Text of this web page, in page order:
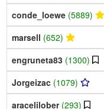
conde_loewe (5889)
marsell (652)
engruneta83 (1300)
Jorgeizac (1079)
aracelilober (293)